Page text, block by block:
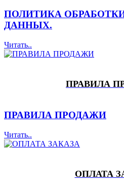
ПОЛИТИКА
ДАННЫХ.
Читать..
ПРАВИЛА
ПРАВИЛА ПРОДАЖИ
Читать..
ОПЛАТА